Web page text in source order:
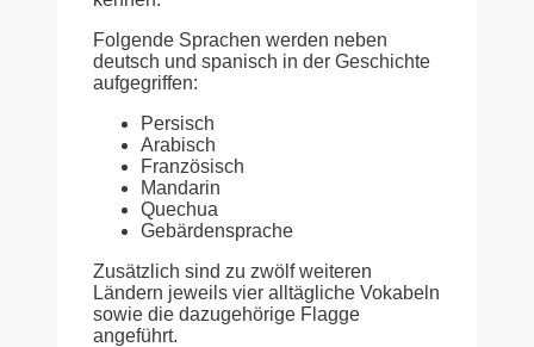
Folgende Sprachen werden neben
deutsch und spanisch in der Geschichte
aufgegriffen:
Persisch
Arabisch
Französisch
Mandarin
Quechua
Gebärdensprache
Zusätzlich sind zu zwölf weiteren
Ländern jeweils vier alltägliche Vokabeln
sowie die dazugehörige Flagge
angeführt.